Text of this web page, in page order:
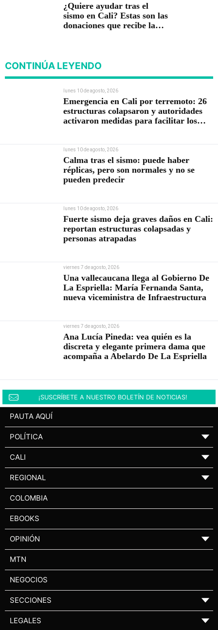
¿Quiere ayudar tras el
sismo en Cali? Estas son las
donaciones que recibe la
CONTINÚA LEYENDO
lunes 10 de agosto, 2026
Emergencia en Cali por terremoto: 26
estructuras colapsaron y autoridades
activaron medidas para facilitar los
lunes 10 de agosto, 2026
Calma tras el sismo: puede haber
réplicas, pero son normales y no se
pueden predecir
lunes 10 de agosto, 2026
Fuerte sismo deja graves daños en Cali:
reportan estructuras colapsadas y
personas atrapadas
viernes 7 de agosto, 2026
Una vallecaucana llega al Gobierno De
La Espriella: María Fernanda Santa,
nueva viceministra de Infraestructura
viernes 7 de agosto, 2026
Ana Lucía Pineda: vea quién es la
discreta y elegante primera dama que
acompaña a Abelardo De La Espriella
¡SUSCRÍBETE A NUESTRO BOLETÍN DE NOTICIAS!
PAUTA AQUÍ
POLÍTICA ▼
CALI ▼
REGIONAL ▼
COLOMBIA
EBOOKS
OPINIÓN ▼
MTN
NEGOCIOS
SECCIONES ▼
LEGALES ▼